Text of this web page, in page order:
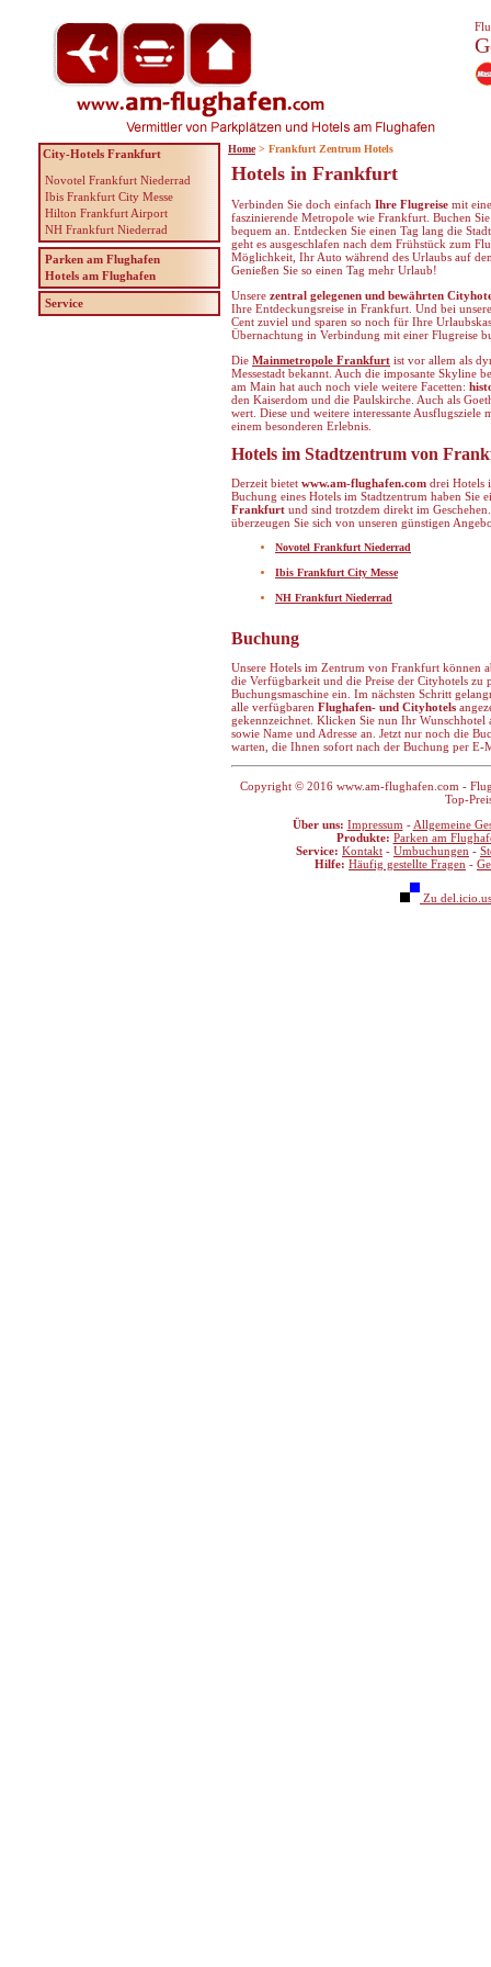
Hotels in Frankfurt
Verbinden Sie doch einfach Ihre Flugreise mit
faszinierende Metropole wie Frankfurt. Buchen
bequem an. Entdecken Sie einen Tag lang die
geht es ausgeschlafen nach dem Frühstück zum
Möglichkeit, Ihr Auto während des Urlaubs auf
Genießen Sie so einen Tag mehr Urlaub!
Unsere zentral gelegenen und bewährten
Ihre Entdeckungsreise in Frankfurt. Und bei
Cent zuviel und sparen so noch für Ihre
Übernachtung in Verbindung mit einer Flugreise
Die Mainmetropole Frankfurt ist vor allem als
Messestadt bekannt. Auch die imposante Skyline
am Main hat auch noch viele weitere Facetten:
den Kaiserdom und die Paulskirche. Auch als
wert. Diese und weitere interessante
einem besonderen Erlebnis.
Hotels im Stadtzentrum von
Derzeit bietet www.am-flughafen.com drei Hotels
Buchung eines Hotels im Stadtzentrum haben Sie
Frankfurt und sind trotzdem direkt im
überzeugen Sie sich von unseren günstigen
Novotel Frankfurt Niederrad
Ibis Frankfurt City Messe
NH Frankfurt Niederrad
Buchung
Unsere Hotels im Zentrum von Frankfurt können
die Verfügbarkeit und die Preise der Cityhotels zu
Buchungsmaschine ein. Im nächsten Schritt
alle verfügbaren Flughafen- und Cityhotels
gekennzeichnet. Klicken Sie nun Ihr Wunschhotel
sowie Name und Adresse an. Jetzt nur noch die
warten, die Ihnen sofort nach der Buchung per E-
Copyright © 2016 www.am-flughafen.com -
Top-
Über uns: Impressum - Allgemeine
Produkte: Parken am
Service: Kontakt - Umbuchungen -
Hilfe: Häufig gestellte Fragen -
Zu
City-Hotels Frankfurt
Novotel Frankfurt Niederrad
Ibis Frankfurt City Messe
Hilton Frankfurt Airport
NH Frankfurt Niederrad
Parken am Flughafen
Hotels am Flughafen
Service
Home > Frankfurt Zentrum Hotels